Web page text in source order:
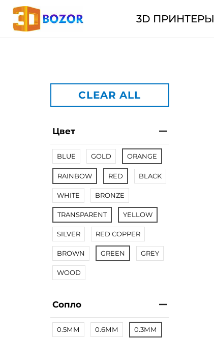
3D ПРИНТЕРЫ
CLEAR ALL
Цвет
BLUE GOLD ORANGE
RAINBOW RED BLACK
WHITE BRONZE
TRANSPARENT YELLOW
SILVER RED COPPER
BROWN GREEN GREY
WOOD
Сопло
0.5ММ 0.6ММ 0.3ММ